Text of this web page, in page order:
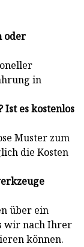
oder
in
Ist es kostenlos
Muster zum
die Kosten
über ein
wir nach Ihrer
können.